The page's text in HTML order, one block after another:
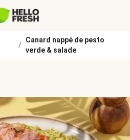
/
Canard nappé de pesto
verde & salade